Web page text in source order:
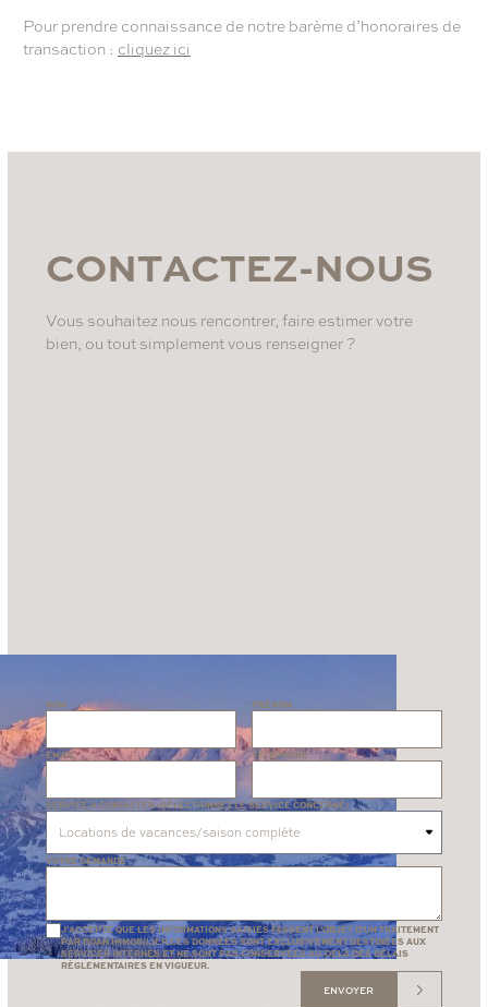
plus attractifs pour les mandats exclusifs.
Pour prendre connaissance de notre barème d’honoraires de
transaction : cliquez ici
CONTACTEZ-NOUS
Vous souhaitez nous rencontrer, faire estimer votre
bien, ou tout simplement vous renseigner ?
NOM PRÉNOM
EMAIL TÉLÉPHONE
SERVICE À CONTACTER (SÉLECTIONNEZ LE SERVICE CONCERNÉ)
VOTRE DEMANDE
J’ACCEPTE QUE LES INFORMATIONS SAISIES FASSENT L'OBJET D'UN TRAITEMENT
PAR BOAN IMMOBILIER.CES DONNÉES SONT EXCLUSIVEMENT DESTINÉES AUX
SERVICES INTERNES ET NE SONT PAS CONSERVÉES AU-DELÀ DES DÉLAIS
RÈGLEMENTAIRES EN VIGUEUR.
ENVOYER